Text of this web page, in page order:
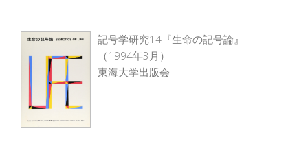
研究発表について
研究会・研究プロジェクト
日本記号学会第46回大会
（2026/7/11・7/12）「パース
記号論のフロンティア」特設ペ
ージ
記号学研究14『生命の記号論』
（1994年3月）
東海大学出版会